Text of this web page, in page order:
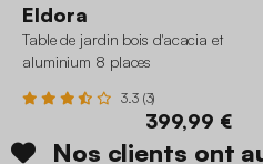
Eldora
Table de jardin bois d'acacia et
aluminium 8 places
3.3 (3)
399,99 €
Nos clients ont